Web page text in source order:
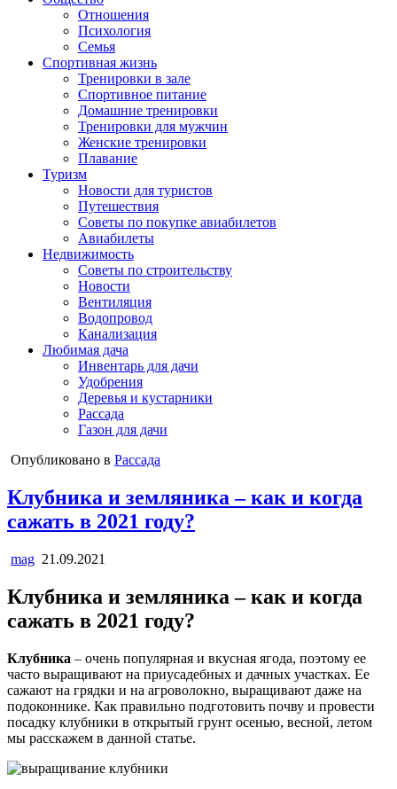
Отношения
Психология
Семья
Спортивная жизнь
Тренировки в зале
Спортивное питание
Домашние тренировки
Тренировки для мужчин
Женские тренировки
Плавание
Туризм
Новости для туристов
Путешествия
Советы по покупке авиабилетов
Авиабилеты
Недвижимость
Советы по строительству
Новости
Вентиляция
Водопровод
Канализация
Любимая дача
Инвентарь для дачи
Удобрения
Деревья и кустарники
Рассада
Газон для дачи
Опубликовано в Рассада
Клубника и земляника – как и когда
сажать в 2021 году?
mag 21.09.2021
Клубника и земляника – как и когда
сажать в 2021 году?
Клубника – очень популярная и вкусная ягода, поэтому ее
часто выращивают на приусадебных и дачных участках. Ее
сажают на грядки и на агроволокно, выращивают даже на
подоконнике. Как правильно подготовить почву и провести
посадку клубники в открытый грунт осенью, весной, летом
мы расскажем в данной статье.